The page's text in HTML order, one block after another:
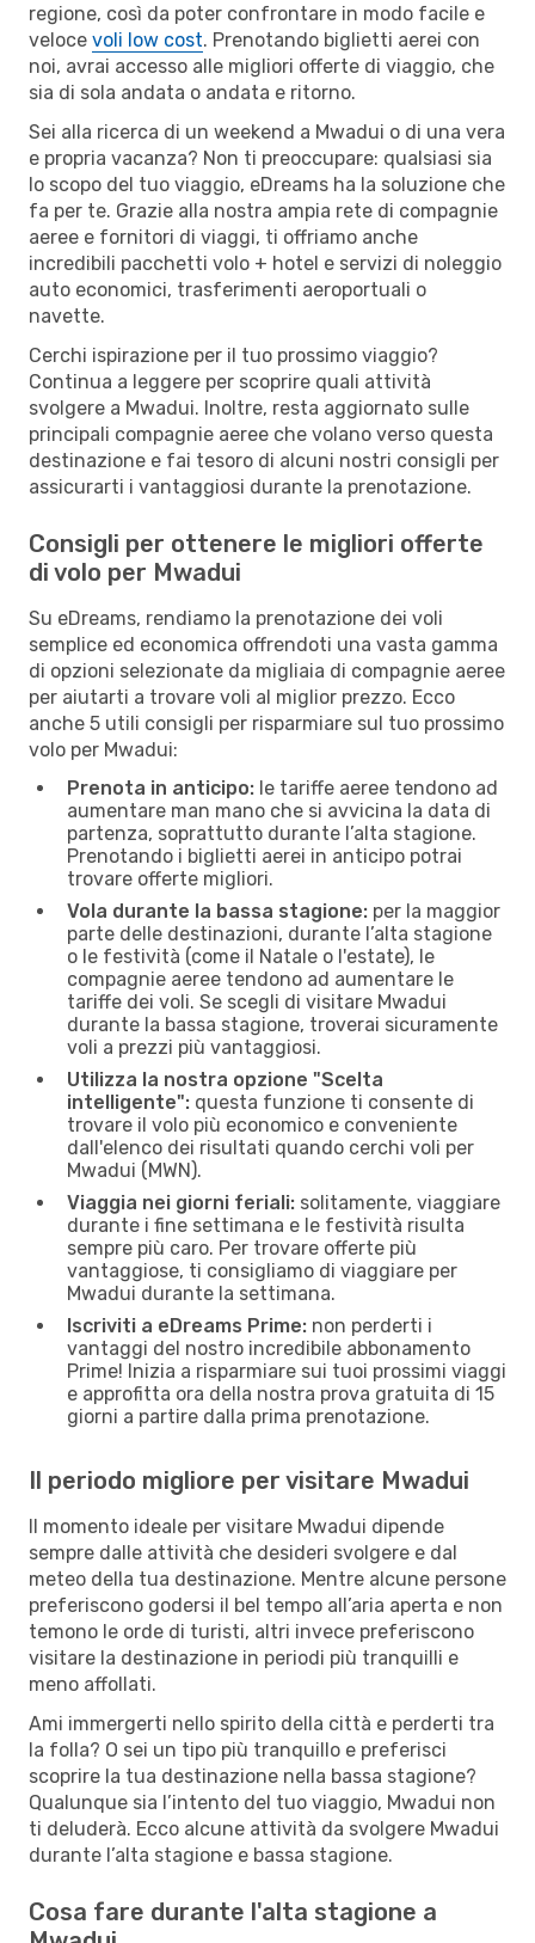
regione, così da poter confrontare in modo facile e
veloce voli low cost. Prenotando biglietti aerei con
noi, avrai accesso alle migliori offerte di viaggio, che
sia di sola andata o andata e ritorno.
Sei alla ricerca di un weekend a Mwadui o di una vera
e propria vacanza? Non ti preoccupare: qualsiasi sia
lo scopo del tuo viaggio, eDreams ha la soluzione che
fa per te. Grazie alla nostra ampia rete di compagnie
aeree e fornitori di viaggi, ti offriamo anche
incredibili pacchetti volo + hotel e servizi di noleggio
auto economici, trasferimenti aeroportuali o
navette.
Cerchi ispirazione per il tuo prossimo viaggio?
Continua a leggere per scoprire quali attività
svolgere a Mwadui. Inoltre, resta aggiornato sulle
principali compagnie aeree che volano verso questa
destinazione e fai tesoro di alcuni nostri consigli per
assicurarti i vantaggiosi durante la prenotazione.
Consigli per ottenere le migliori offerte
di volo per Mwadui
Su eDreams, rendiamo la prenotazione dei voli
semplice ed economica offrendoti una vasta gamma
di opzioni selezionate da migliaia di compagnie aeree
per aiutarti a trovare voli al miglior prezzo. Ecco
anche 5 utili consigli per risparmiare sul tuo prossimo
volo per Mwadui:
Prenota in anticipo: le tariffe aeree tendono ad
aumentare man mano che si avvicina la data di
partenza, soprattutto durante l’alta stagione.
Prenotando i biglietti aerei in anticipo potrai
trovare offerte migliori.
Vola durante la bassa stagione: per la maggior
parte delle destinazioni, durante l’alta stagione
o le festività (come il Natale o l'estate), le
compagnie aeree tendono ad aumentare le
tariffe dei voli. Se scegli di visitare Mwadui
durante la bassa stagione, troverai sicuramente
voli a prezzi più vantaggiosi.
Utilizza la nostra opzione "Scelta
intelligente": questa funzione ti consente di
trovare il volo più economico e conveniente
dall'elenco dei risultati quando cerchi voli per
Mwadui (MWN).
Viaggia nei giorni feriali: solitamente, viaggiare
durante i fine settimana e le festività risulta
sempre più caro. Per trovare offerte più
vantaggiose, ti consigliamo di viaggiare per
Mwadui durante la settimana.
Iscriviti a eDreams Prime: non perderti i
vantaggi del nostro incredibile abbonamento
Prime! Inizia a risparmiare sui tuoi prossimi viaggi
e approfitta ora della nostra prova gratuita di 15
giorni a partire dalla prima prenotazione.
Il periodo migliore per visitare Mwadui
Il momento ideale per visitare Mwadui dipende
sempre dalle attività che desideri svolgere e dal
meteo della tua destinazione. Mentre alcune persone
preferiscono godersi il bel tempo all’aria aperta e non
temono le orde di turisti, altri invece preferiscono
visitare la destinazione in periodi più tranquilli e
meno affollati.
Ami immergerti nello spirito della città e perderti tra
la folla? O sei un tipo più tranquillo e preferisci
scoprire la tua destinazione nella bassa stagione?
Qualunque sia l’intento del tuo viaggio, Mwadui non
ti deluderà. Ecco alcune attività da svolgere Mwadui
durante l’alta stagione e bassa stagione.
Cosa fare durante l'alta stagione a